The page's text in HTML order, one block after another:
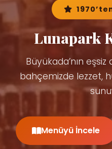
Lunapark
Büyükada’nın
bahçemizde lezzet,
Menüyü İncele